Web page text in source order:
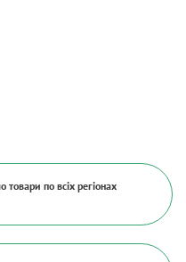
по всіх регіонах